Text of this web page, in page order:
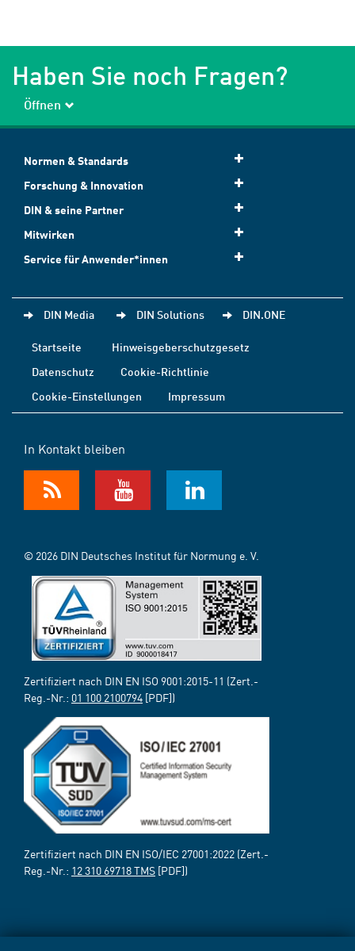
Haben Sie noch Fragen?
Öffnen
Normen & Standards
Forschung & Innovation
DIN & seine Partner
Mitwirken
Service für Anwender*innen
DIN Media DIN Solutions DIN.ONE
Startseite
Hinweisgeberschutzgesetz
Datenschutz
Cookie-Richtlinie
Cookie-Einstellungen
Impressum
In Kontakt bleiben
© 2026 DIN Deutsches Institut für Normung e. V.
Zertifiziert nach DIN EN ISO 9001:2015-11 (Zert.-
Reg.-Nr.: 01 100 2100794 [PDF])
Zertifiziert nach DIN EN ISO/IEC 27001:2022 (Zert.-
Reg.-Nr.: 12 310 69718 TMS [PDF])